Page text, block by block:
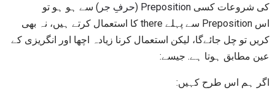
کی شروعات کسی Preposition
(حرفِ جر ) سے ہو ہو تو
اس Preposition سے پہلے there کا استعمال کرتے ہیں، نہ بھی
کریں تو چل جائےگا، لیکن استعمال کرنا زیادہ اچھا اور انگریزی کے
عین مطابق ہوتا ہے. جیسے:
اگر ہم اس طرح کہیں: